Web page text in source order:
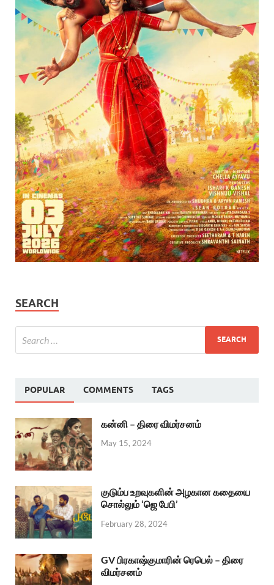
SEARCH
POPULAR COMMENTS TAGS
கன்னி – திரை விமர்சனம்
May 15, 2024
குடும்ப உறவுகளின் அழகான கதையை
சொல்லும் ‘ஜெ பேபி’
February 28, 2024
GV பிரகாஷ்குமாரின் ரெபெல் – திரை
விமர்சனம்